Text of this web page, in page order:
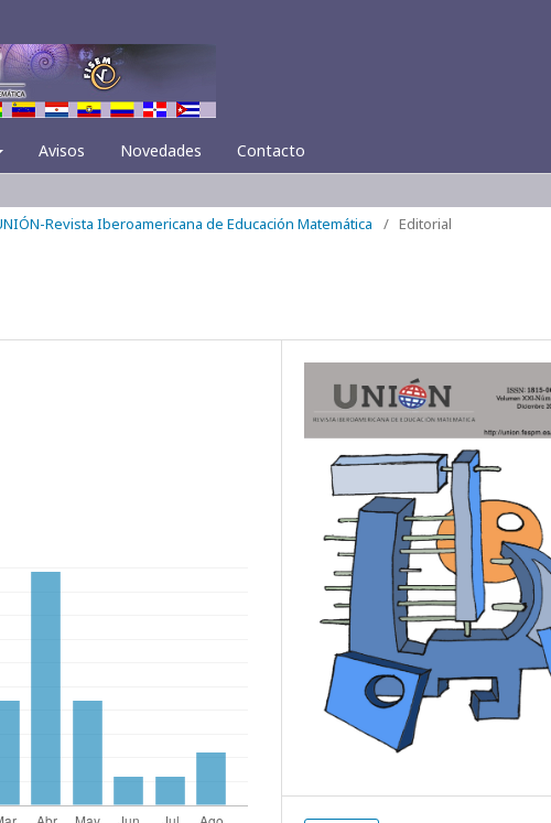
Avisos Novedades Contacto
Revista Iberoamericana de Educación Matemática / Editorial